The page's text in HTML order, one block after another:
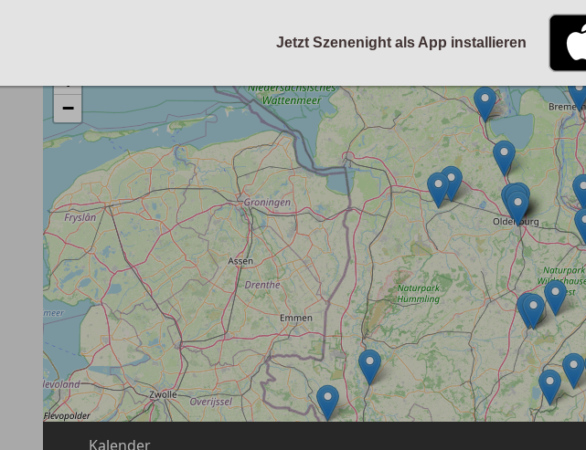
+
−
Kalender
Angemeldet bleiben
Registrieren
Benutzername vergessen
Passwort vergessen
Jetzt Szenenight als App installieren